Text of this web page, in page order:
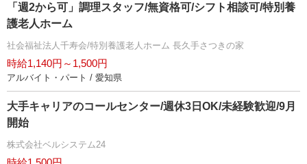
「週2から可」調理スタッフ/無資格可/シフト相談可/特別養
護老人ホーム
社会福祉法人千寿会/特別養護老人ホーム 長久手さつきの家
時給1,140円～1,500円
アルバイト・パート / 愛知県
大手キャリアのコールセンター/週休3日OK/未経験歓迎/9月
開始
株式会社ベルシステム24